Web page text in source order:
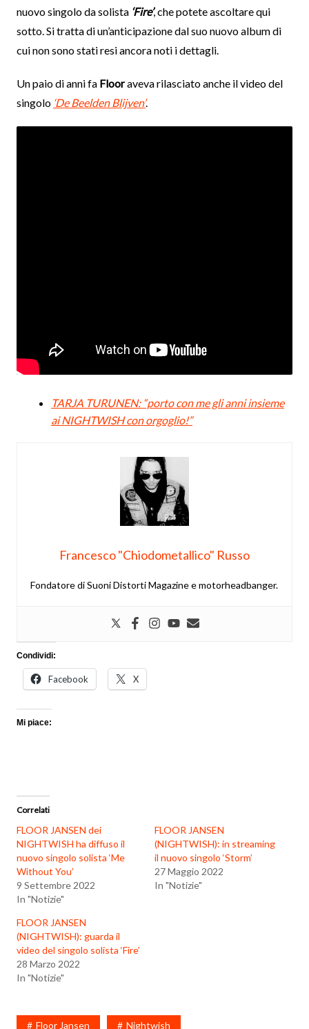
nuovo singolo da solista ‘Fire’, che potete ascoltare qui
sotto. Si tratta di un’anticipazione dal suo nuovo album di
cui non sono stati resi ancora noti i dettagli.
Un paio di anni fa Flooraveva rilasciato anche il video del
singolo ‘De Beelden Blijven’.
TARJA TURUNEN: “porto con me gli anni insieme
ai NIGHTWISH con orgoglio!”
Francesco "Chiodometallico" Russo
Fondatore di Suoni Distorti Magazine e motorheadbanger.
Condividi:
Facebook X
Mi piace:
Correlati
FLOOR JANSEN dei
NIGHTWISH ha diffuso il
nuovo singolo solista ‘Me
Without You’
9 Settembre 2022
In "Notizie"
FLOOR JANSEN
(NIGHTWISH): in streaming
il nuovo singolo ‘Storm’
27 Maggio 2022
In "Notizie"
FLOOR JANSEN
(NIGHTWISH): guarda il
video del singolo solista ‘Fire’
28 Marzo 2022
In "Notizie"
Floor Jansen Nightwish